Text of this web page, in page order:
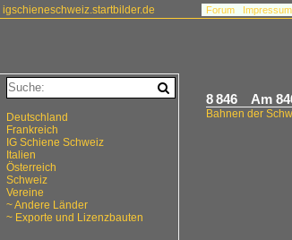
igschieneschweiz.startbilder.de Forum Impressum
8 846 Am
Bahnen der
Deutschland
Frankreich
IG Schiene Schweiz
Italien
Österreich
Schweiz
Vereine
~ Andere Länder
~ Exporte und Lizenzbauten